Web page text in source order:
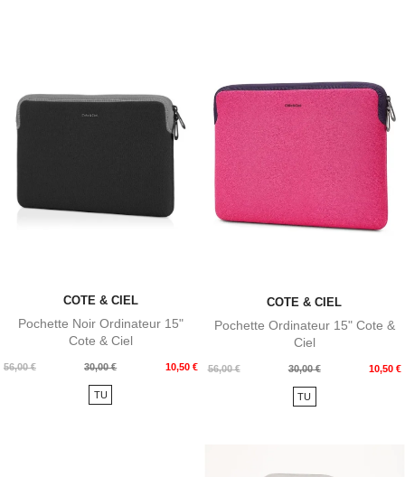
COTE & CIEL
Pochette Noir Ordinateur 15"
Cote & Ciel
56,00 €
Prix
30,00 € 10,50 €
Prix
TU
COTE & CIEL
Pochette Ordinateur 15" Cote &
Ciel
56,00 €
Prix
30,00 € 10,50 €
Prix
TU